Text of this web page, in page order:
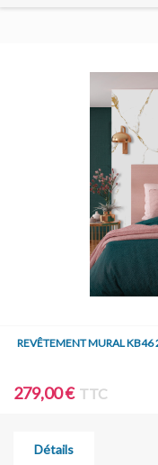
REVÊTEMENT MURAL KB46
279,00 € TTC
Détails